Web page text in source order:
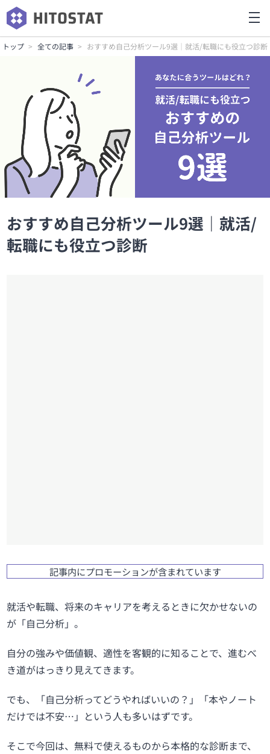
トップ 全ての記事 おすすめ自己分析ツール9選｜就活/転職にも役立つ診断
おすすめ自己分析ツール9選｜就活/
転職にも役立つ診断
記事内にプロモーションが含まれています
就活や転職、将来のキャリアを考えるときに欠かせないの
が「自己分析」。
自分の強みや価値観、適性を客観的に知ることで、進むべ
き道がはっきり見えてきます。
でも、「自己分析ってどうやればいいの？」「本やノート
だけでは不安…」という人も多いはずです。
そこで今回は、無料で使えるものから本格的な診断まで、